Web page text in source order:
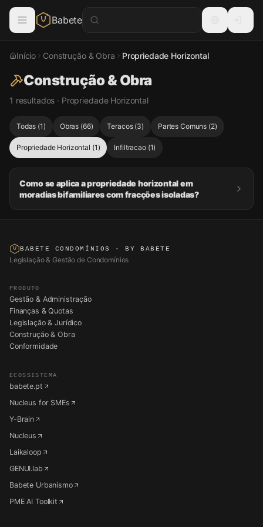
Babete
Início Construção & Obra Propriedade Horizontal
Construção & Obra
1 resultados · Propriedade Horizontal
Todas (1) Obras (66) Teracos(3) Partes Comuns (2)
Propriedade Horizontal (1) Infiltracao(1)
Como se aplica a propriedade horizontal em
moradias bifamiliares com fracções isoladas?
BABETE CONDOMÍNIOS · BY BABETE
Legislação & Gestão de Condomínios
PRODUTO
Gestão & Administração
Finanças & Quotas
Legislação & Jurídico
Construção & Obra
Conformidade
ECOSSISTEMA
babete.pt
Nucleus for SMEs
Y-Brain
Nucleus
Laikaloop
GENUI.lab
Babete Urbanismo
PME AI Toolkit